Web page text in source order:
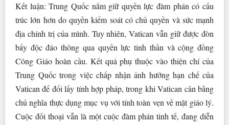
Kết luận: Trung Quốc nắm giữ quyền lực đàm phán có cấu
trúc lớn hơn do quyền kiểm soát có chủ quyền và sức mạnh
địa chính trị của mình. Tuy nhiên, Vatican vẫn giữ được đòn
bẩy độc đáo thông qua quyền lực tinh thần và cộng đồng
Công Giáo hoàn cầu. Kết quả phụ thuộc vào thiện chí của
Trung Quốc trong việc chấp nhận ảnh hưởng hạn chế của
Vatican để đổi lấy tính hợp pháp, trong khi Vatican cân bằng
chủ nghĩa thực dụng mục vụ với tính toàn vẹn về mặt giáo lý.
Cuộc đối thoại vẫn là một cuộc đàm phán tinh tế, đang diễn